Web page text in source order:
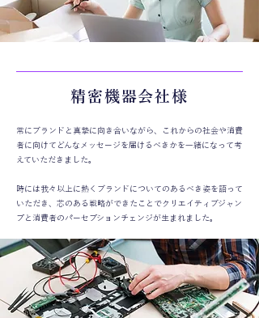
精密機器会社様
常にブランドと真摯に向き合いながら、これからの社会や消費
者に向けてどんなメッセージを届けるべきかを一緒になって考
えていただきました。
時には我々以上に熱くブランドについてのあるべき姿を語って
いただき、芯のある戦略ができたことでクリエイティブジャン
プと消費者のパーセプションチェンジが生まれました。